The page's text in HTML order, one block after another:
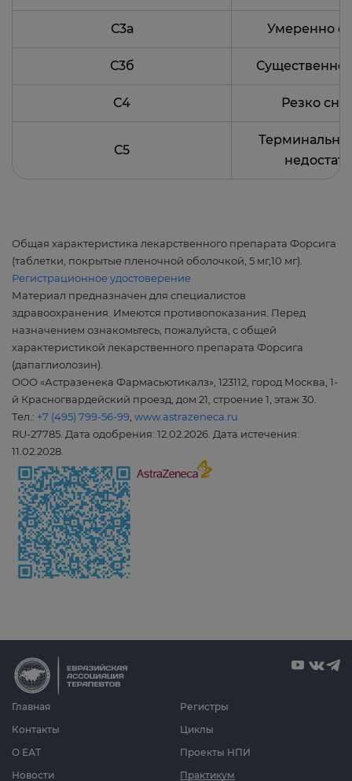
С3а Умеренно
С3б Существенно
С4 Резко
С5
Общая характеристика лекарственного препарата Форсига
(таблетки, покрытые пленочной оболочкой, 5 мг,10 мг).
Регистрационное удостоверение
Материал предназначен для специалистов
здравоохранения. Имеются противопоказания. Перед
назначением ознакомьтесь, пожалуйста, с общей
характеристикой лекарственного препарата Форсига
(дапаглиолозин).
ООО «Астразенека Фармасьютикалз», 123112, город Москва, 1-
й Красногвардейский проезд, дом 21, строение 1, этаж 30.
Тел.: +7 (495) 799-56-99 www.astrazeneca.ru
RU-27785. Дата одобрения: 12.02.2026. Дата истечения:
11.02.2028.
Главная
О ЕАТ
Новости
Циклы
Проекты НПИ
Практикум
Регистры
Контакты